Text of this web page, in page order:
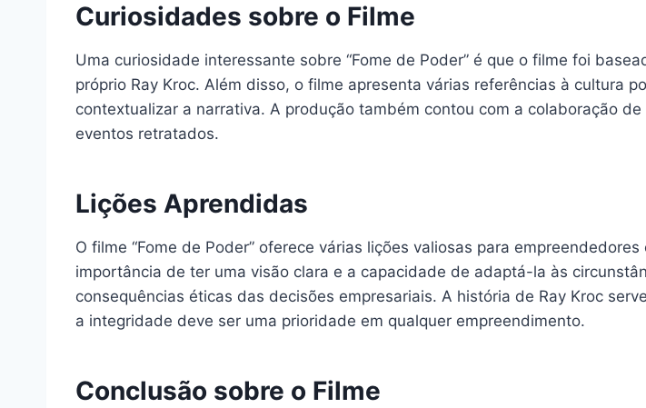
Curiosidades sobre o Filme
Uma curiosidade interessante sobre “Fome de Poder” é que o filme foi
próprio Ray Kroc. Além disso, o filme apresenta várias referências à cultura
contextualizar a narrativa. A produção também contou com a colaboração
eventos retratados.
Lições Aprendidas
O filme “Fome de Poder” oferece várias lições valiosas para
importância de ter uma visão clara e a capacidade de adaptá-la às
consequências éticas das decisões empresariais. A história de Ray Kroc
a integridade deve ser uma prioridade em qualquer empreendimento.
Conclusão sobre o Filme